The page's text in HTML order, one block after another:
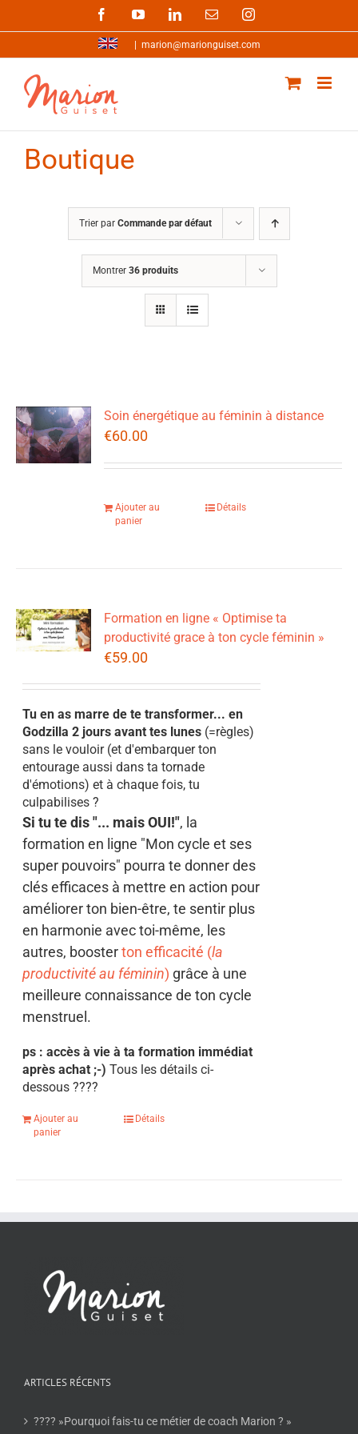
FacebookYouTubeLinkedInEmail Instagram
marion@marionguiset.com
Boutique
Trier par Commande par défaut
Montrer 36 produits
Soin énergétique au féminin à distance
€60.00
Ajouter au
panier
Détails
Formation en ligne « Optimise ta
productivité grace à ton cycle féminin »
€59.00
Tu en as marre de te transformer... en
Godzilla 2 jours avant tes lunes (=règles)
sans le vouloir (et d'embarquer ton
entourage aussi dans ta tornade
d'émotions) et à chaque fois, tu
culpabilises ?
Si tu te dis "... mais OUI!", la
formation en ligne "Mon cycle et ses
super pouvoirs" pourra te donner des
clés efficaces à mettre en action pour
améliorer ton bien-être, te sentir plus
en harmonie avec toi-même, les
autres, boosterton efficacité (la
productivité au féminin) grâce à une
meilleure connaissance de ton cycle
menstruel.
ps : accès à vie à ta formation immédiat
après achat ;-)Tous les détails ci-
dessous????
Ajouter au
panier
Détails
ARTICLES RÉCENTS
???? »Pourquoi fais-tu ce métier de coach Marion ? »